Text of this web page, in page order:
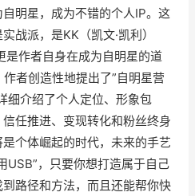
明星，成为不错的个人IP。这
战派，是KK（凯文·凯利）
是作者自身在成为自明星的道
者创造性地提出了”自明星营
细介绍了个人定位、形象包
任推进、变现转化和粉丝终身
个体崛起的时代，未来的手艺
USB”，只要你想打造属于自己
路径和方法，而且还能帮你快